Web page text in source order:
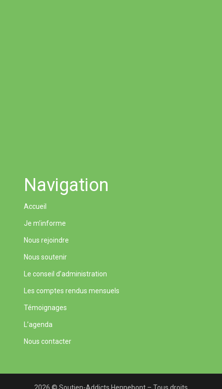
Navigation
Accueil
Je m’informe
Nous rejoindre
Nous soutenir
Le conseil d’administration
Les comptes rendus mensuels
Témoignages
L’agenda
Nous contacter